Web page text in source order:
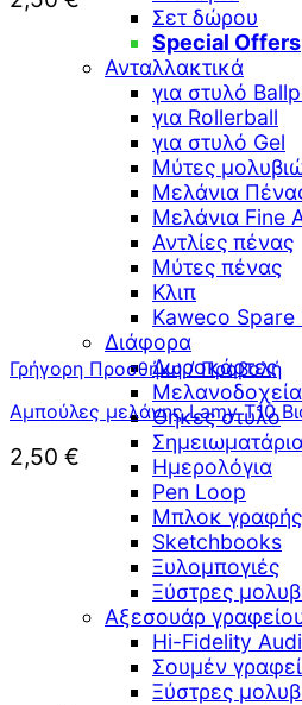
Σετ δώρου
Special Offers
Ανταλλακτικά
για στυλό
για Rollerball
για στυλό Gel
Μύτες
Μελάνια
Μελάνια Fine
Αντλίες πένας
Μύτες πένας
Κλιπ
Kaweco Spare
Διάφορα
Δωροκάρτες
Μελανοδοχεία
Θήκες στυλό
Ημερολόγια
Pen Loop
Μπλοκ γραφής
Sketchbooks
Ξυλομπογιές
Ξύστρες
Αξεσουάρ
Hi-Fidelity
Σουμέν
Ξύστρες
Γρήγορη Προσθήκη / Προβολή
Αμπούλες μελάνης Lamy T10
2,50 €